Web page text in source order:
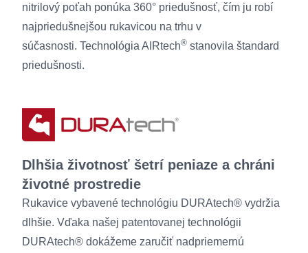
nitrilový poťah ponúka 360° priedušnosť, čím ju robí
najpriedušnejšou rukavicou na trhu v
súčasnosti. Technológia AIRtech® stanovila štandard
priedušnosti.
Dlhšia životnosť šetrí peniaze a chráni
životné prostredie
Rukavice vybavené technológiu DURAtech® vydržia
dlhšie. Vďaka našej patentovanej technológii
DURAtech® dokážeme zaručiť nadpriemernú